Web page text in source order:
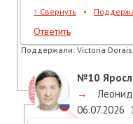
↑ Свернуть •
Ответить
Поддержали: Victoria
№10
→
06.07.2026